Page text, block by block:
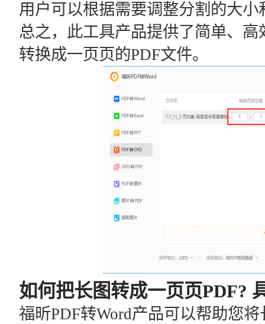
用户可以根据需要调整分割的大
总之，此工具产品提供了简单、
转换成一页页的PDF文件。
如何把长图转成一页页PDF?
福昕PDF转Word产品可以帮助您